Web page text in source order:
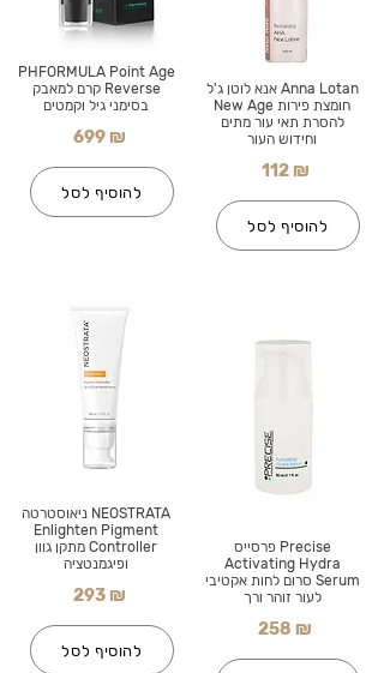
PHFORMULA Point Age
Reverse קרם למאבק
בסימני גיל וקמטים
699 ₪
להוסיף לסל
NEOSTRATA ניאוסטרטה
Enlighten Pigment
Controller מתקן גוון
ופיגמנטציה
293 ₪
להוסיף לסל
Anna Lotan אנא לוטן ג'ל
חומצת פירות New Age
להסרת תאי עור מתים
וחידוש העור
112 ₪
להוסיף לסל
Precise פרסייס
Activating Hydra
Serum סרום לחות אקטיבי
לעור זוהר ורך
258 ₪